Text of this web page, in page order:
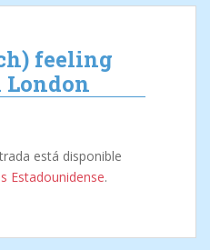
feeling
está disponible
Estadounidense.